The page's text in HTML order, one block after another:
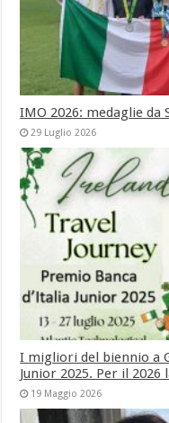
IMO 2026: medaglie da
29 Luglio 2026
I migliori del biennio a
Junior 2025. Per il
19 Maggio 2026